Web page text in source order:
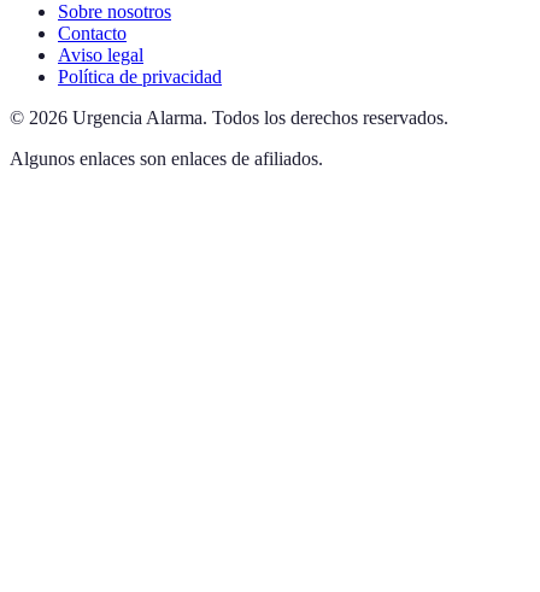
Sobre nosotros
Contacto
Aviso legal
Política de privacidad
© 2026 Urgencia Alarma. Todos los derechos reservados.
Algunos enlaces son enlaces de afiliados.